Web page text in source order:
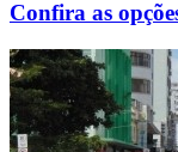
Confira as